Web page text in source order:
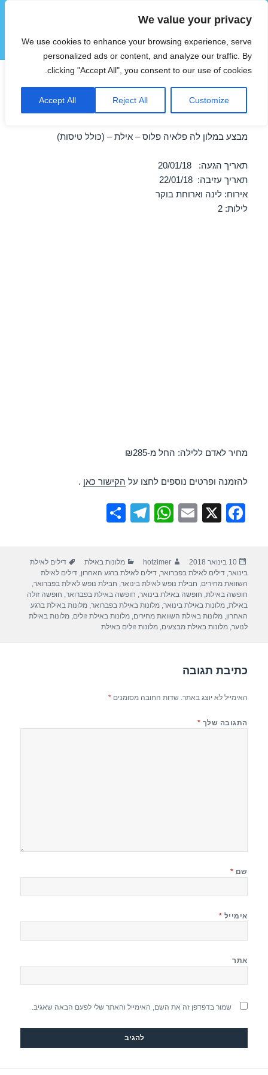
We value your privacy
We use cookies to enhance your browsing experience, serve
personalized ads or content, and analyze our traffic. By
clicking "Accept All", you consent to our use of cookies.
Customize
Reject All
Accept All
הוטצימר
תפריטים
ווידג'טים
חופשה במלון לה פלאיה פלוס –
אילת 20/01/2018
מבצע במלון לה פלאיה פלוס – אילת – (כולל טיסות)
תאריך הגעה: 20/01/18
תאריך עזיבה: 22/01/18
אירוח: לינה וארוחת בוקר
לילות: 2
מחיר לאדם ללילה: החל מ-₪285
להזמנה ופרטים נוספים לחצו על הקישור כאן .
F
e
b
o
o
X
E
W
s
A
p
p
T
gr
a
m
e
פורסם
בתאריך
10 בינואר 2018 מחבר
hotzimer קטגוריות
מלונות באילת תגיות
דילים לאילת
בינואר,דילים לאילת בפברואר,דילים לאילת ברגע האחרון,דילים לאילת
השוואת מחירים, חבילת נופש לאילת בינואר, חבילת נופש לאילת בפברואר,
חופשה באילת, חופשה באילת בינואר, חופשה באילת בפברואר, חופשה זולה
באילת,מלונות באילת בינואר,מלונות באילת בפברואר,מלונות באילת ברגע
האחרון,מלונות באילת השוואת מחירים,מלונות באילת זולים,מלונות באילת
לנוער,מלונות באילת מבצעים,מלונות זולים באילת
כתיבת תגובה
האימייל לא יוצג באתר. שדות החובה מסומנים*
התגובה שלך *
שם *
אימייל *
אתר
שמור בדפדפן זה את השם, האימייל והאתר שלי לפעם הבאה שאגיב.